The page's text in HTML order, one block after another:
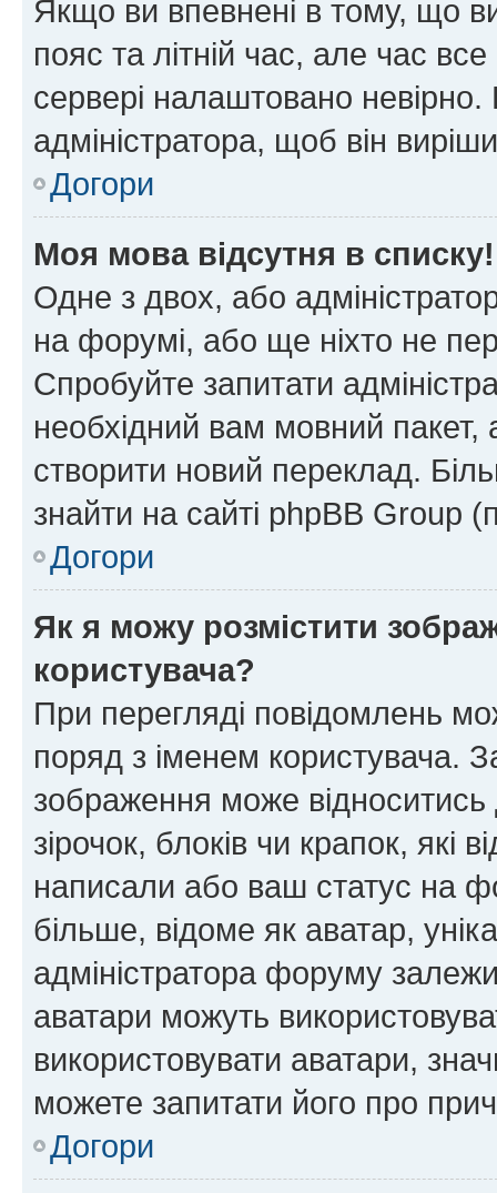
Якщо ви впевнені в тому, що
пояс та літній час, але час
сервері налаштовано
адміністратора, щоб він
Догори
Моя мова відсутня в списку!
Одне з двох, або
на форумі, або ще ніхто не
Спробуйте запитати
необхідний вам мовний
створити новий переклад.
знайти на сайті phpBB Group
Догори
Як я можу розмістити
користувача?
При перегляді повідомлень
поряд з іменем користувача.
зображення може відноситись
зірочок, блоків чи крапок, які
написали або ваш статус на
більше, відоме як аватар,
адміністратора форуму
аватари можуть
використовувати аватари,
можете запитати його про
Догори